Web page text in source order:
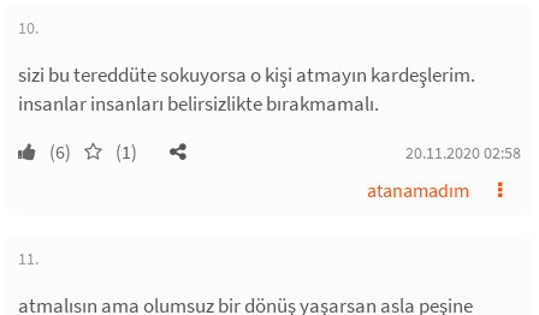
10.
sizi bu tereddüte sokuyorsa o kişi atmayın kardeşlerim.
insanlar insanları belirsizlikte bırakmamalı.
(6) (1) 20.11.2020 02:58
atanamadım
11.
atmalısın ama olumsuz bir dönüş yaşarsan asla peşine